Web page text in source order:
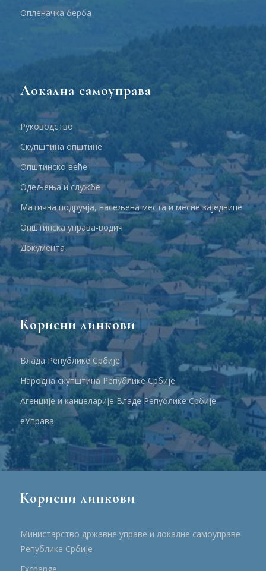
Опленачка берба
Локална самоуправа
Руководство
Скупштина општине
Општинско веће
Одељења и службе
Матична подручја, насељена места и месне заједнице
Општинска управа-водич
Документа
Корисни линкови
Влада Републике Србије
Народна скупштина Републике Србије
Агенције и канцеларије Владе Републике Србије
еУправа
Корисни линкови
Министарство државне управе и локалне самоуправе
Републике Србије